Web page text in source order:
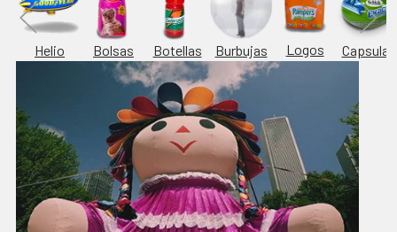
Helio Bolsas Botellas Burbujas Logos Capsulas